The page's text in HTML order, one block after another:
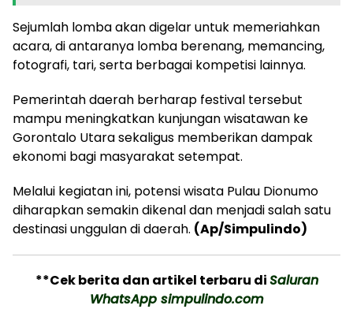
Sejumlah lomba akan digelar untuk memeriahkan
acara, di antaranya lomba berenang, memancing,
fotografi, tari, serta berbagai kompetisi lainnya.
Pemerintah daerah berharap festival tersebut
mampu meningkatkan kunjungan wisatawan ke
Gorontalo Utara sekaligus memberikan dampak
ekonomi bagi masyarakat setempat.
Melalui kegiatan ini, potensi wisata Pulau Dionumo
diharapkan semakin dikenal dan menjadi salah satu
destinasi unggulan di daerah. (Ap/Simpulindo)
**Cek berita dan artikel terbaru diSaluran
WhatsApp simpulindo.com